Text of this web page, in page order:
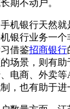
期不动户。
机银行天然
银行业务一
借鉴招商银行
场景，则有
电商、外卖
，也有助于进